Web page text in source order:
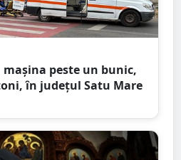
peste un bunic,
în județul Satu Mare